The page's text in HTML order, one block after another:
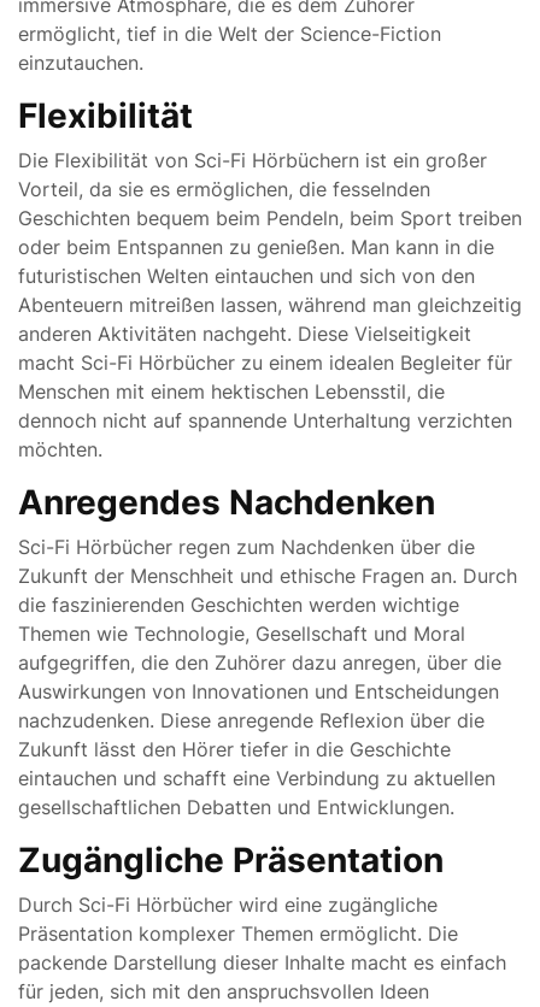
immersive Atmosphäre, die es dem Zuhörer
ermöglicht, tief in die Welt der Science-Fiction
einzutauchen.
Flexibilität
Die Flexibilität von Sci-Fi Hörbüchern ist ein großer
Vorteil, da sie es ermöglichen, die fesselnden
Geschichten bequem beim Pendeln, beim Sport treiben
oder beim Entspannen zu genießen. Man kann in die
futuristischen Welten eintauchen und sich von den
Abenteuern mitreißen lassen, während man gleichzeitig
anderen Aktivitäten nachgeht. Diese Vielseitigkeit
macht Sci-Fi Hörbücher zu einem idealen Begleiter für
Menschen mit einem hektischen Lebensstil, die
dennoch nicht auf spannende Unterhaltung verzichten
möchten.
Anregendes Nachdenken
Sci-Fi Hörbücher regen zum Nachdenken über die
Zukunft der Menschheit und ethische Fragen an. Durch
die faszinierenden Geschichten werden wichtige
Themen wie Technologie, Gesellschaft und Moral
aufgegriffen, die den Zuhörer dazu anregen, über die
Auswirkungen von Innovationen und Entscheidungen
nachzudenken. Diese anregende Reflexion über die
Zukunft lässt den Hörer tiefer in die Geschichte
eintauchen und schafft eine Verbindung zu aktuellen
gesellschaftlichen Debatten und Entwicklungen.
Zugängliche Präsentation
Durch Sci-Fi Hörbücher wird eine zugängliche
Präsentation komplexer Themen ermöglicht. Die
packende Darstellung dieser Inhalte macht es einfach
für jeden, sich mit den anspruchsvollen Ideen